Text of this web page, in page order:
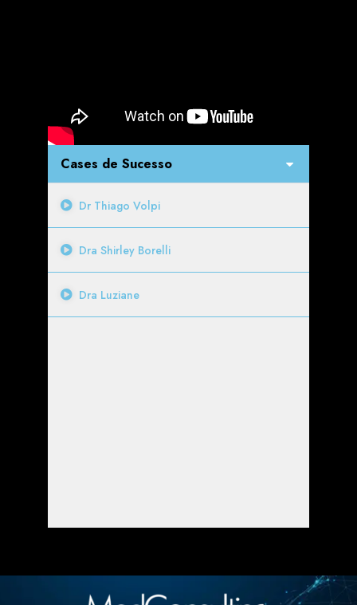
Cases de Sucesso
Dr Thiago Volpi
Dra Shirley Borelli
Dra Luziane